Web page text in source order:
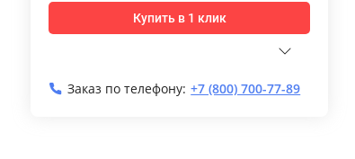
Купить в 1 клик
Заказ по телефону: +7 (800) 700-77-89